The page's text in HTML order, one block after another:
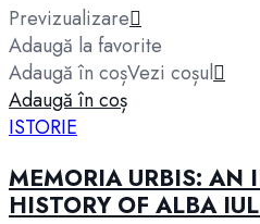
Previzualizare
Adaugă la favorite
Adaugă în coșVezi coșul
Adaugă în coș
ISTORIE
MEMORIA URBIS: AN
HISTORY OF ALBA